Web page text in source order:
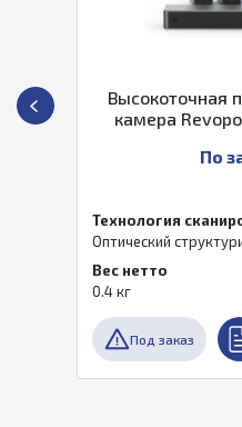
промышленная
Revopoint Surface HD
сканирования
структурированный